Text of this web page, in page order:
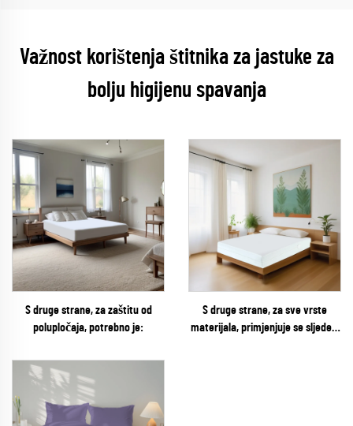
Važnost korištenja štitnika za jastuke za
bolju higijenu spavanja
S druge strane, za zaštitu od
polupločaja, potrebno je:
S druge strane, za sve vrste
materijala, primjenjuje se sljedeći